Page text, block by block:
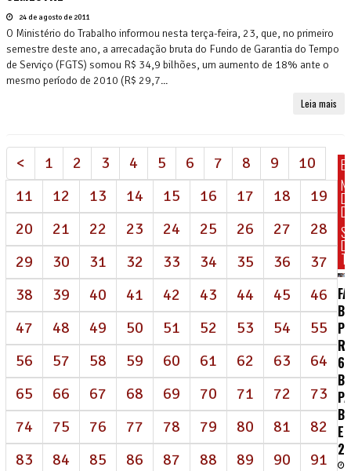
24 de agosto de 2011
O Ministério do Trabalho informou nesta terça-feira, 23, que, no primeiro
semestre deste ano, a arrecadação bruta do Fundo de Garantia do Tempo
de Serviço (FGTS) somou R$ 34,9 bilhões, um aumento de 18% ante o
mesmo período de 2010 (R$ 29,7...
Leia mais
< 1 2 3 4 5 6 7 8 9
10
11
12 13 14 15 16 17 18
19
20
21 22 23 24 25 26 27
28
29
30 31 32 33 34 35 36
37
38
39 40 41 42 43 44 45
46
47
48 49 50 51 52 53 54
55
56
57 58 59 60 61 62 63
64
65
66 67 68 69 70 71 72
73
74
75 76 77 78 79 80 81
82
83
84 85 86 87 88 89 90
91